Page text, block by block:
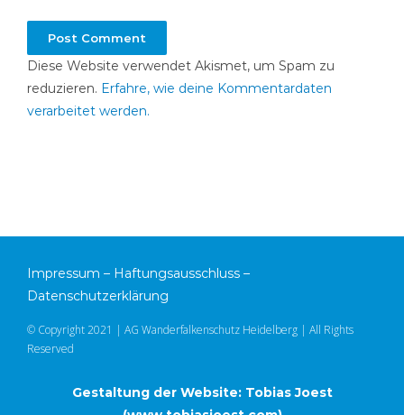
Diese Website verwendet Akismet, um Spam zu
reduzieren. Erfahre, wie deine Kommentardaten
verarbeitet werden.
Impressum – Haftungsausschluss –
Datenschutzerklärung
© Copyright 2021 | AG Wanderfalkenschutz Heidelberg | All Rights
Reserved
Gestaltung der Website: Tobias Joest